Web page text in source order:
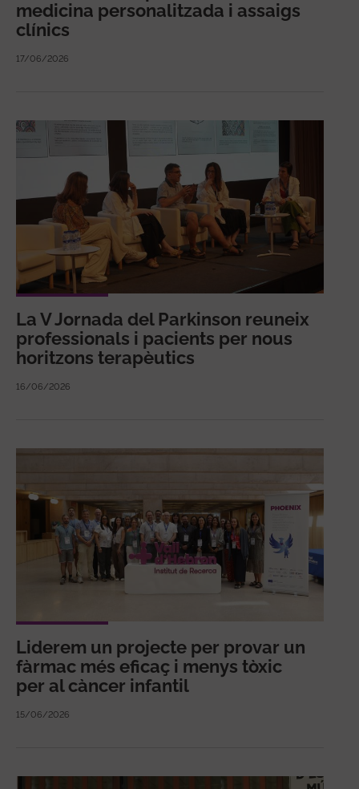
medicina personalitzada i assaigs
clínics
17/06/2026
La V Jornada del Parkinson reuneix
professionals i pacients per nous
horitzons terapèutics
16/06/2026
Liderem un projecte per provar un
fàrmac més eficaç i menys tòxic
per al càncer infantil
15/06/2026